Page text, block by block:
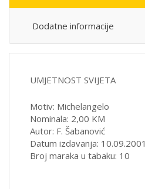
Dodatne informacije
UMJETNOST SVIJETA
Motiv: Michelangelo
Nominala: 2,00 KM
Autor: F. Šabanović
Datum izdavanja: 10.09.2001
Broj maraka u tabaku: 10